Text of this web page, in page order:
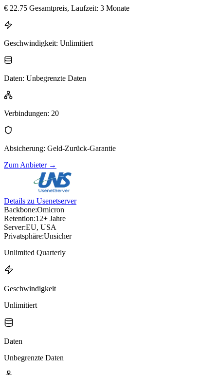
€ 22.75 Gesamtpreis, Laufzeit: 3 Monate
Geschwindigkeit: Unlimitiert
Daten: Unbegrenzte Daten
Verbindungen: 20
Absicherung: Geld-Zurück-Garantie
Zum Anbieter→
Details zu Usenetserver
Backbone:Omicron
Retention:12+ Jahre
Server:EU, USA
Privatsphäre:Unsicher
Unlimited Quarterly
Geschwindigkeit
Unlimitiert
Daten
Unbegrenzte Daten